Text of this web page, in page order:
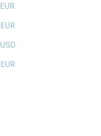
EUR
EUR
USD
EUR